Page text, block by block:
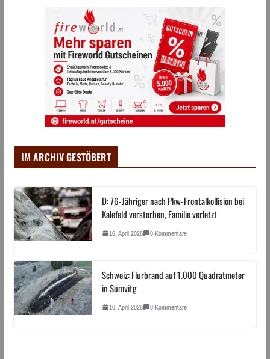
IM ARCHIV GESTÖBERT
D: 76-Jähriger nach Pkw-Frontalkollision bei
Kalefeld verstorben, Familie verletzt
16. April 2026 0 Kommentare
Schweiz: Flurbrand auf 1.000 Quadratmeter
in Sumvitg
16. April 2026 0 Kommentare